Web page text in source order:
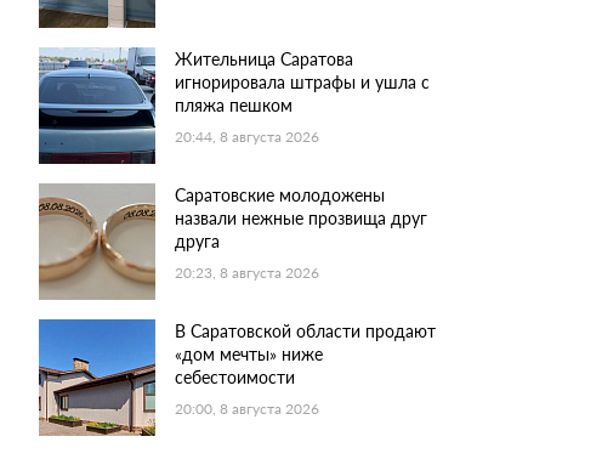
Жительница Саратова
игнорировала штрафы и ушла с
пляжа пешком
20:44, 8 августа 2026
Саратовские молодожены
назвали нежные прозвища друг
друга
20:23, 8 августа 2026
В Саратовской области продают
«дом мечты» ниже
себестоимости
20:00, 8 августа 2026